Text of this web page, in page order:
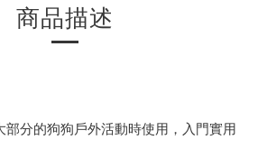
商品描述
分的狗狗戶外活動時使用，入門實用